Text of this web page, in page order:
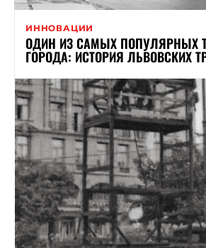
ИННОВАЦИИ
ОДИН ИЗ САМЫХ ПОПУЛЯРНЫХ
ГОРОДА: ИСТОРИЯ ЛЬВОВСКИХ